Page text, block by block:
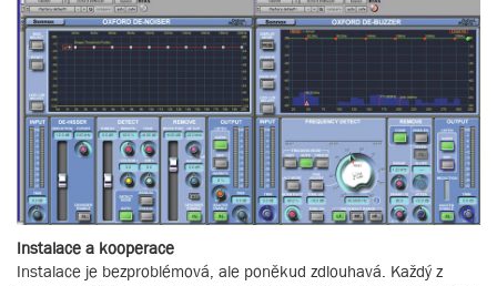
Instalace a kooperace
Instalace je bezproblémová, ale poněkud zdlouhavá. Každý z